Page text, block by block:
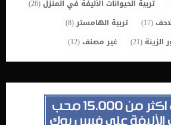
تربية الحيوانات الأليفة في المنزل(26)
(17) تربية الهامستر(8)
الزينة (21) غير مصنف(12)